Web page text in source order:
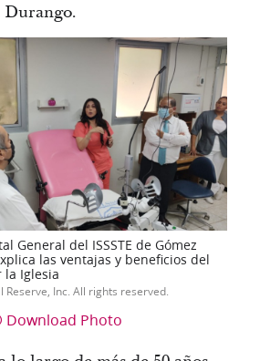
General del ISSSTE de Gómez
las ventajas y beneficios del
Iglesia
Inc. All rights reserved.
Download Photo